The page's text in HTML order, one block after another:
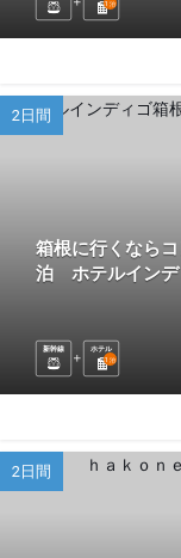
1 泊
2日間
箱根に行くなら
泊 ホテルインデ
新幹線
ホテル
1 泊
2日間